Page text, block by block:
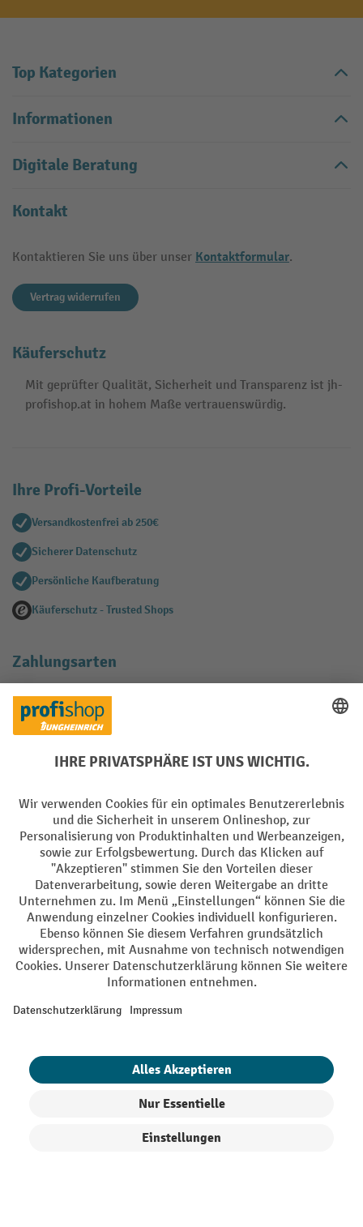
Top Kategorien
Informationen
Digitale Beratung
Kontakt
Kontaktieren Sie uns über unser Kontaktformular.
Vertrag widerrufen
Käuferschutz
Mit geprüfter Qualität, Sicherheit und Transparenz ist jh-
profishop.at in hohem Maße vertrauenswürdig.
Ihre Profi-Vorteile
Versandkostenfrei ab 250€
Sicherer Datenschutz
Persönliche Kaufberatung
Käuferschutz - Trusted Shops
Zahlungsarten
Creditcard (Master)
Facebook
YouTube
LinkedIn
Instagram
AGB Impressum Datenschutz
Barrierefreiheit Privacy Settings
Alle Preise exkl. gesetzl. Mehrwertsteuer zzgl.Versandkosten und ggf.
Nachnahmegebühren, wenn nicht anders angegeben.
¹ Der Rabatt gilt so lange der Vorrat reicht. Der Rabatt gilt nicht auf
Erstregistrierung für den Newsletter gewährt. Der Gutschein ist 10
Tage gültig und kann ab einem Netto-Bestellwert von 250,- € online
eingelöst werden. Die Höhe des Rabatts variiert je nach
Arbeitsschutz | 5% auf Werkstatt, Betrieb, Transport, Stapeln und